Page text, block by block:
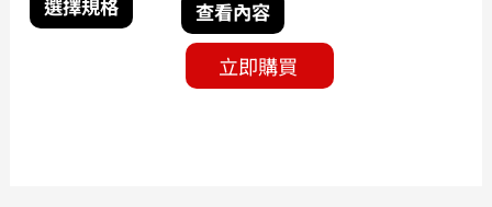
選擇規格
選
查看內容
立即購買